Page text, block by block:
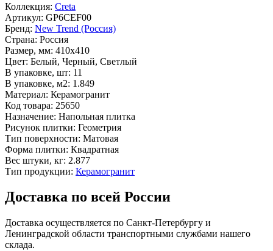
Коллекция: Creta
Артикул: GP6CEF00
Бренд: New Trend (Россия)
Страна: Россия
Размер, мм: 410x410
Цвет: Белый, Черный, Светлый
В упаковке, шт: 11
В упаковке, м2: 1.849
Материал: Керамогранит
Код товара: 25650
Назначение: Напольная плитка
Рисунок плитки: Геометрия
Тип поверхности: Матовая
Форма плитки: Квадратная
Вес штуки, кг: 2.877
Тип продукции: Керамогранит
Доставка по всей России
Доставка осуществляется по Санкт-Петербургу и
Ленинградской области транспортными службами нашего
склада.